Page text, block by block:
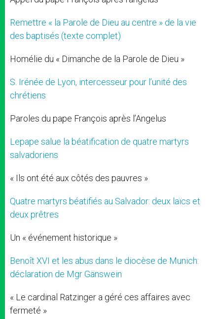
Remettre « la Parole de Dieu au centre » de la vie
des baptisés (texte complet)
Homélie du « Dimanche de la Parole de Dieu »
S. Irénée de Lyon, intercesseur pour l’unité des
chrétiens
Paroles du pape François après l’Angelus
Lepape salue la béatification de quatre martyrs
salvadoriens
« Ils ont été aux côtés des pauvres »
Quatre martyrs béatifiés au Salvador: deux laïcs et
deux prêtres
Un « événement historique »
Benoît XVI et les abus dans le diocèse de Munich:
déclaration de Mgr Gänswein
« Le cardinal Ratzinger a géré ces affaires avec
fermeté »